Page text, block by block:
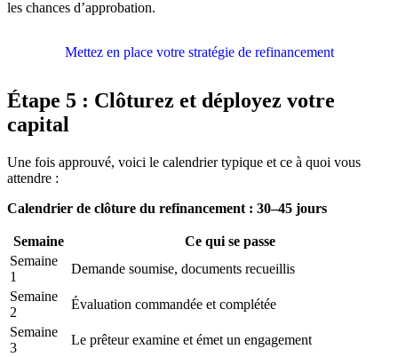
les chances d’approbation.
Mettez en place votre stratégie de refinancement
Étape 5 : Clôturez et déployez votre
capital
Une fois approuvé, voici le calendrier typique et ce à quoi vous
attendre :
Calendrier de clôture du refinancement : 30–45 jours
Semaine
Ce qui se passe
Semaine
1
Demande soumise, documents recueillis
Semaine
2
Évaluation commandée et complétée
Semaine
3
Le prêteur examine et émet un engagement